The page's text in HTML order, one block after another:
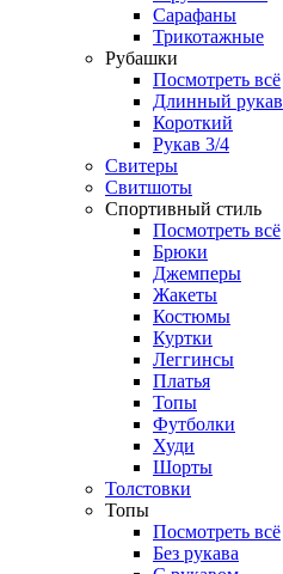
Сарафаны
Трикотажные
Рубашки
Посмотреть всё
Длинный рукав
Короткий
Рукав 3/4
Свитеры
Свитшоты
Спортивный стиль
Посмотреть всё
Брюки
Джемперы
Жакеты
Костюмы
Куртки
Леггинсы
Платья
Топы
Футболки
Худи
Шорты
Толстовки
Топы
Посмотреть всё
Без рукава